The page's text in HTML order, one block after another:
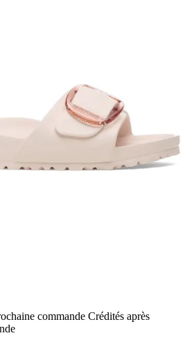
commande Crédités après